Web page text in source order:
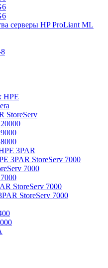
серверы HP ProLiant ML
HPE
StoreServ
3PAR
3PAR StoreServ 7000
7000
StoreServ 7000
StoreServ 7000